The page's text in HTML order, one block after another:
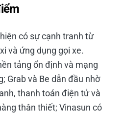
có sự cạnh tranh từ
và ứng dụng gọi xe.
tảng ổn định và mạng
Grab và Be dẫn đầu nhờ
thanh toán điện tử và
thân thiết; Vinasun có